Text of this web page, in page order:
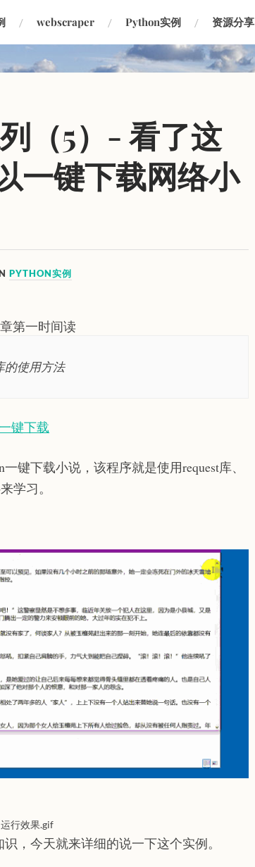
webscraper Python实例 资源分享
（5）- 看了这
一键下载网络小
PYTHON实例
第一时间读
的使用方法
键下载
键下载小说，该程序就是使用request库、
学习。
运行效果.gif
，今天就来详细的说一下这个实例。